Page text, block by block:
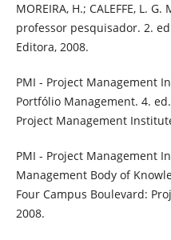
MOREIRA, H.; CALEFFE, L.
professor pesquisador. 2.
Editora, 2008.
PMI - Project Management
Portfólio Management. 4.
Project Management
PMI - Project Management
Management Body of
Four Campus Boulevard:
2008.